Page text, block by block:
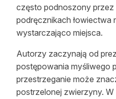
Zostań autorem
Archiwum
Kontakt
często podnoszony przez
podręcznikach łowiectwa
wystarczająco miejsca.
Autorzy zaczynają od
postępowania myśliwego
przestrzeganie może
postrzelonej zwierzyny.